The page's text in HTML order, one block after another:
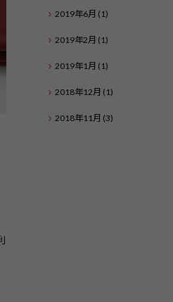
2019年6月 (1)
2019年2月 (1)
2019年1月 (1)
2018年12月 (1)
2018年11月 (3)